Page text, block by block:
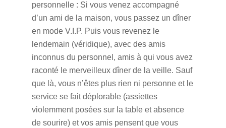
personnelle : Si vous venez accompagné
d’un ami de la maison, vous passez un dîner
en mode V.I.P. Puis vous revenez le
lendemain (véridique), avec des amis
inconnus du personnel, amis à qui vous avez
raconté le merveilleux dîner de la veille. Sauf
que là, vous n’êtes plus rien ni personne et le
service se fait déplorable (assiettes
violemment posées sur la table et absence
de sourire) et vos amis pensent que vous